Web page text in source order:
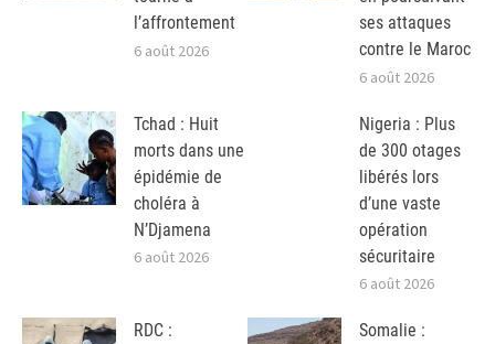
l’affrontement
6 août 2026
ses attaques
contre le Maroc
6 août 2026
Tchad : Huit
morts dans une
épidémie de
choléra à
N’Djamena
6 août 2026
Nigeria : Plus
de 300 otages
libérés lors
d’une vaste
opération
sécuritaire
6 août 2026
RDC :
Somalie :